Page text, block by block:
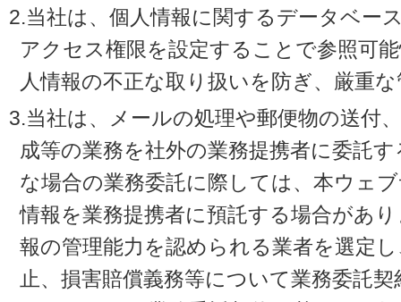
2.当社は、個人情報に関するデータベー
アクセス権限を設定することで参照可
人情報の不正な取り扱いを防ぎ、厳重
3.当社は、メールの処理や郵便物の送付
成等の業務を社外の業務提携者に委託
な場合の業務委託に際しては、本ウェ
情報を業務提携者に預託する場合があ
報の管理能力を認められる業者を選定
止、損害賠償義務等について業務委託